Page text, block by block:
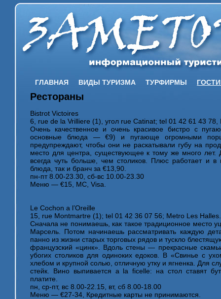
ГЛАВНАЯ ВИДЫ ТУРИЗМА ТУРФИРМЫ
Рестораны
Bistrot Victoires
6, rue de la Vrilliere (1), угол rue Catinat; tel 01 42 61 43 78,
Очень качественное и очень красивое бистро с
основные блюда — €9) и пугающе огромными
предупреждают, чтобы они не раскатывали губу на
место для центра, существующее к тому же много
всегда чуть больше, чем столиков. Плюс работает и в
блюда, так и бранч за €13,90.
пн-пт 8.00-23.30, сб-вс 10.00-23.30
Меню — €15, MC, Visa.
Le Cochon a l’Oreille
15, rue Montmartre (1); tel 01 42 36 07 56; Metro Les Halles.
Сначала не понимаешь, как такое традиционное место
Марсель. Потом начинаешь рассматривать каждую
панно из жизни старых торговых рядов и тускло
французский «цинк». Вдоль стены — прекрасные
убогих столиков для одиноких едоков. В «Свинье с
хлебом и крупной солью, отличную утку и ягненка. Для
стейк. Вино выпивается a la ficelle: на стол ставят
платите.
пн, ср-пт, вс 8.00-22.15, вт, сб 8.00-18.00
Меню — €27-34, Кредитные карты не принимаются.